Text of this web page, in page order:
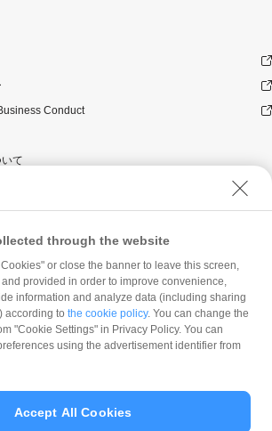
Conduct
て
関する当社の考え方
through the website
Cookies" or close the banner to leave this screen,
provided in order to improve convenience,
information and analyze data (including sharing
according to the cookie policy. You can change the
"Cookie Settings" in Privacy Policy. You can
using the advertisement identifier from
Accept All Cookies